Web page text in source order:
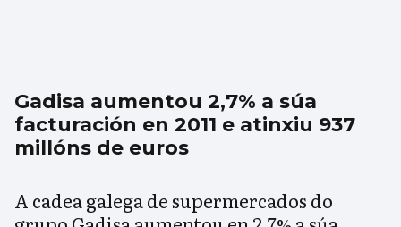
Gadisa aumentou 2,7% a súa
facturación en 2011 e atinxiu 937
millóns de euros
A cadea galega de supermercados do